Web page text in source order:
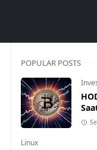
POPULAR POSTS
Linux